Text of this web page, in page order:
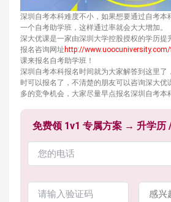
深圳自考本科难度不小，如果想要通过自考本
一个自考助学班，这样通过率就会大大增加。
深大优课是一家由深圳大学控股授权的学历提
报名咨询网址 http://
课来报名自考助学班！
深圳自考本科报名时间就为大家解答到这里了
时可以报名了，不清楚的朋友可以咨询深大优
多的竞争机会，大家尽量早点报名深圳自考本
免费领 1v1 专属方案 → 升学历